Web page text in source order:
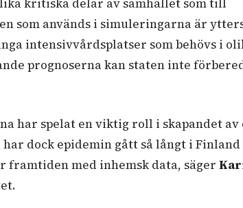
kritiska delar av samhället som till
som används i simuleringarna är
intensivvårdsplatser som behövs i
prognoserna kan staten inte
har spelat en viktig roll i skapandet av
dock epidemin gått så långt i
framtiden med inhemsk data, säger